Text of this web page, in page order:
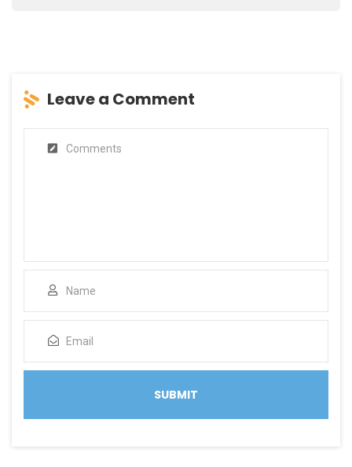
Leave a Comment